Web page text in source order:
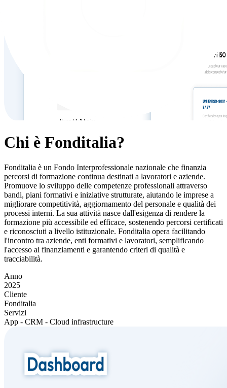
Chi è Fonditalia?
Fonditalia è un Fondo Interprofessionale nazionale che finanzia
percorsi di formazione continua destinati a lavoratori e aziende.
Promuove lo sviluppo delle competenze professionali attraverso
bandi, piani formativi e iniziative strutturate, aiutando le imprese a
migliorare competitività, aggiornamento del personale e qualità dei
processi interni. La sua attività nasce dall'esigenza di rendere la
formazione più accessibile ed efficace, sostenendo percorsi certificati
e riconosciuti a livello istituzionale. Fonditalia opera facilitando
l'incontro tra aziende, enti formativi e lavoratori, semplificando
l'accesso ai finanziamenti e garantendo criteri di qualità e
tracciabilità.
Anno
2025
Cliente
Fonditalia
Servizi
App - CRM - Cloud infrastructure